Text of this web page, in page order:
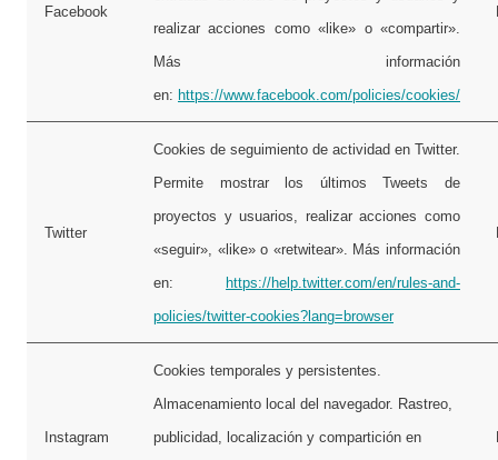
Facebook
realizar acciones como «like» o «compartir».
Más información
en: https://www.facebook.com/policies/cookies/
Twitter
Cookies de seguimiento de actividad en Twitter.
Permite mostrar los últimos Tweets de
proyectos y usuarios, realizar acciones como
«seguir», «like» o «retwitear». Más información
en:
https://help.twitter.com/en/rules-and-
policies/twitter-cookies?lang=browser
Instagram
Cookies temporales y persistentes.
Almacenamiento local del navegador. Rastreo,
publicidad, localización y compartición en